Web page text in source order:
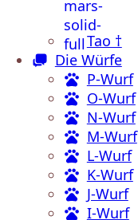
Tao †
Die Würfe
P-Wurf
O-Wurf
N-Wurf
M-Wurf
L-Wurf
K-Wurf
J-Wurf
I-Wurf